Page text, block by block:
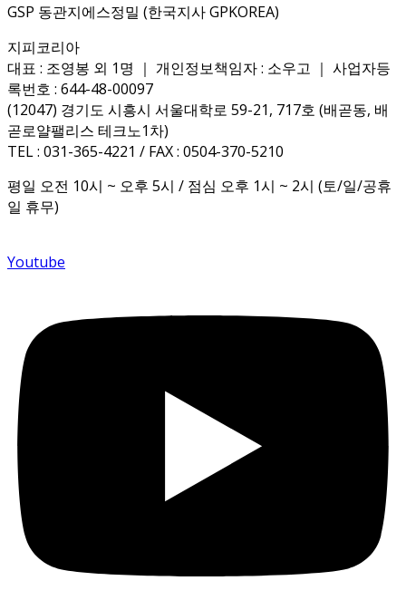
GSP 동관지에스정밀 (한국지사 GPKOREA)
지피코리아
대표 : 조영봉 외 1명 ｜ 개인정보책임자 : 소우고 ｜ 사업자등
록번호 : 644-48-00097
(12047) 경기도 시흥시 서울대학로 59-21, 717호 (배곧동, 배
곧로얄팰리스 테크노1차)
TEL : 031-365-4221 / FAX : 0504-370-5210
평일 오전 10시 ~ 오후 5시 / 점심 오후 1시 ~ 2시 (토/일/공휴
일 휴무)
Youtube